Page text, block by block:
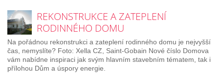
REKONSTRUKCE A ZATEPLENÍ
RODINNÉHO DOMU
Na pořádnou rekonstrukci a zateplení rodinného domu je nejvyšší
čas, nemyslíte? Foto: Xella CZ, Saint-Gobain Nové číslo Domova
vám nabídne inspiraci jak svým hlavním stavebním tématem, tak i
přílohou Dům a úspory energie.